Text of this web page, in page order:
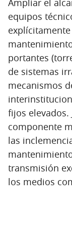
equipos
portantes
de sistemas
mecanismos
fijos elevados.
componente
las
transmisión
los medios